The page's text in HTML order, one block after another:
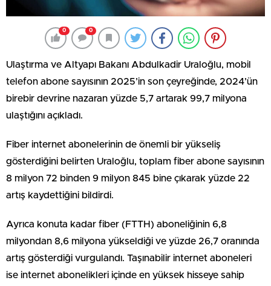
0 0
Ulaştırma ve Altyapı Bakanı Abdulkadir Uraloğlu, mobil
telefon abone sayısının 2025’in son çeyreğinde, 2024’ün
birebir devrine nazaran yüzde 5,7 artarak 99,7 milyona
ulaştığını açıkladı.
Fiber internet abonelerinin de önemli bir yükseliş
gösterdiğini belirten Uraloğlu, toplam fiber abone sayısının
8 milyon 72 binden 9 milyon 845 bine çıkarak yüzde 22
artış kaydettiğini bildirdi.
Ayrıca konuta kadar fiber (FTTH) aboneliğinin 6,8
milyondan 8,6 milyona yükseldiği ve yüzde 26,7 oranında
artış gösterdiği vurgulandı. Taşınabilir internet aboneleri
ise internet abonelikleri içinde en yüksek hisseye sahip